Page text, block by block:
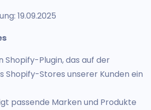
19.09.2025
Shopify-Plugin, das auf der
Shopify-Stores unserer Kunden ein
passende Marken und Produkte